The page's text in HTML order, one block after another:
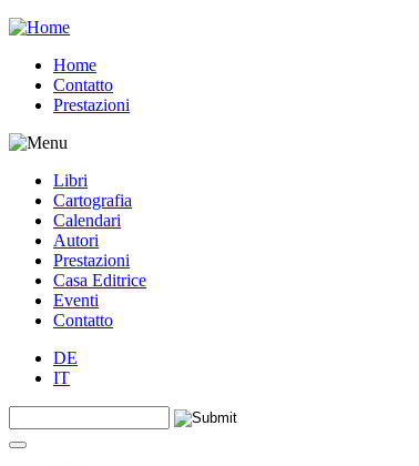
Jump to navigation
Home
Contatto
Prestazioni
Libri
Cartografia
Calendari
Autori
Prestazioni
Casa Editrice
Eventi
Contatto
DE
IT
Form di ricerca